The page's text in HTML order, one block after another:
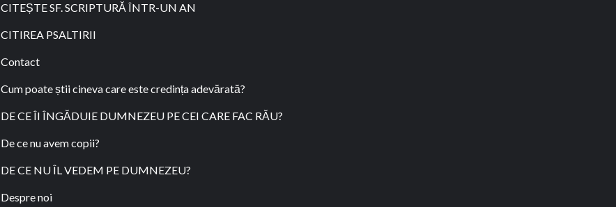
CITEȘTE SF. SCRIPTURĂ ÎNTR-UN AN
CITIREA PSALTIRII
Contact
Cum poate știi cineva care este credința adevărată?
DE CE ÎI ÎNGĂDUIE DUMNEZEU PE CEI CARE FAC RĂU?
De ce nu avem copii?
DE CE NU ÎL VEDEM PE DUMNEZEU?
Despre noi